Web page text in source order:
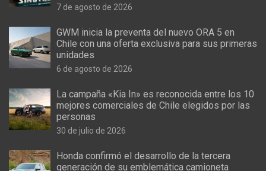
7 de agosto de 2026
GWM inicia la preventa del nuevo ORA 5 en
Chile con una oferta exclusiva para sus primeras
unidades
6 de agosto de 2026
La campaña «Kia In» es reconocida entre los 10
mejores comerciales de Chile elegidos por las
personas
30 de julio de 2026
Honda confirmó el desarrollo de la tercera
generación de su emblemática camioneta